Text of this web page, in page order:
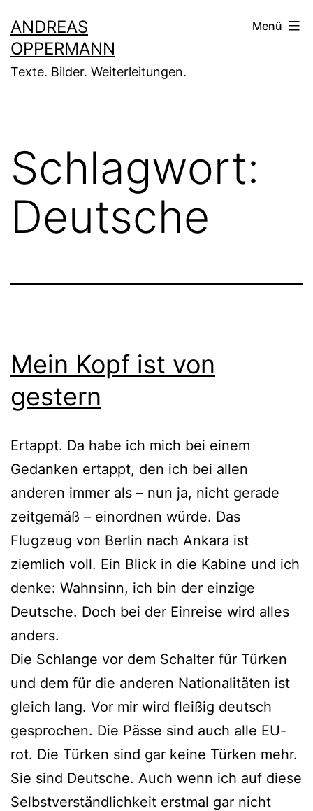
Inhalt
springen
ANDREAS
OPPERMANN
Texte. Bilder. Weiterleitungen.
Menü
Schlagwort:
Deutsche
Mein Kopf ist von
gestern
Ertappt. Da habe ich mich bei einem
Gedanken ertappt, den ich bei allen
anderen immer als – nun ja, nicht gerade
zeitgemäß – einordnen würde. Das
Flugzeug von Berlin nach Ankara ist
ziemlich voll. Ein Blick in die Kabine und ich
denke: Wahnsinn, ich bin der einzige
Deutsche. Doch bei der Einreise wird alles
anders.
Die Schlange vor dem Schalter für Türken
und dem für die anderen Nationalitäten ist
gleich lang. Vor mir wird fleißig deutsch
gesprochen. Die Pässe sind auch alle EU-
rot. Die Türken sind gar keine Türken mehr.
Sie sind Deutsche. Auch wenn ich auf diese
Selbstverständlichkeit erstmal gar nicht